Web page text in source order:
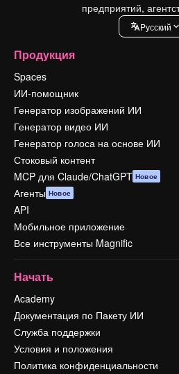
предприятий,
Pусский
Продукция
Spaces
ИИ-помощник
Генератор изображений ИИ
Генератор видео ИИ
Генератор голоса на основе ИИ
Стоковый контент
MCP для Claude/ChatGPT Новое
Агенты Новое
API
Мобильное приложение
Все инструменты Magnific
Начать
Academy
Документация по Пакету ИИ
Служба поддержки
Условия и положения
Политика конфиденциальности